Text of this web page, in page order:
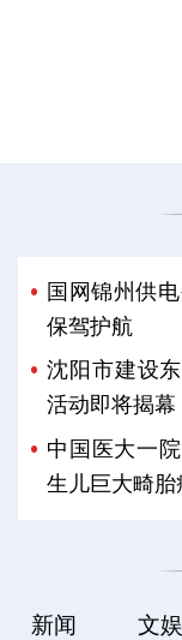
国网锦州供
保驾护航
沈阳市建设
活动即将揭幕
中国医大一
生儿巨大畸
新闻 文娱